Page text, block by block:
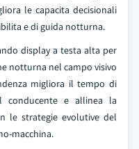
le capacita decisionali
e di guida notturna.
display a testa alta per
notturna nel campo visivo
migliora il tempo di
conducente e allinea la
le strategie evolutive del
macchina.